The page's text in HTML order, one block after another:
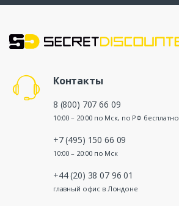
Контакты
8 (800) 707 66 09
10:00 – 20:00 по Мск, по РФ бесплатно
+7 (495) 150 66 09
10:00 – 20:00 по Мск
+44 (20) 38 07 96 01
главный офис в Лондоне